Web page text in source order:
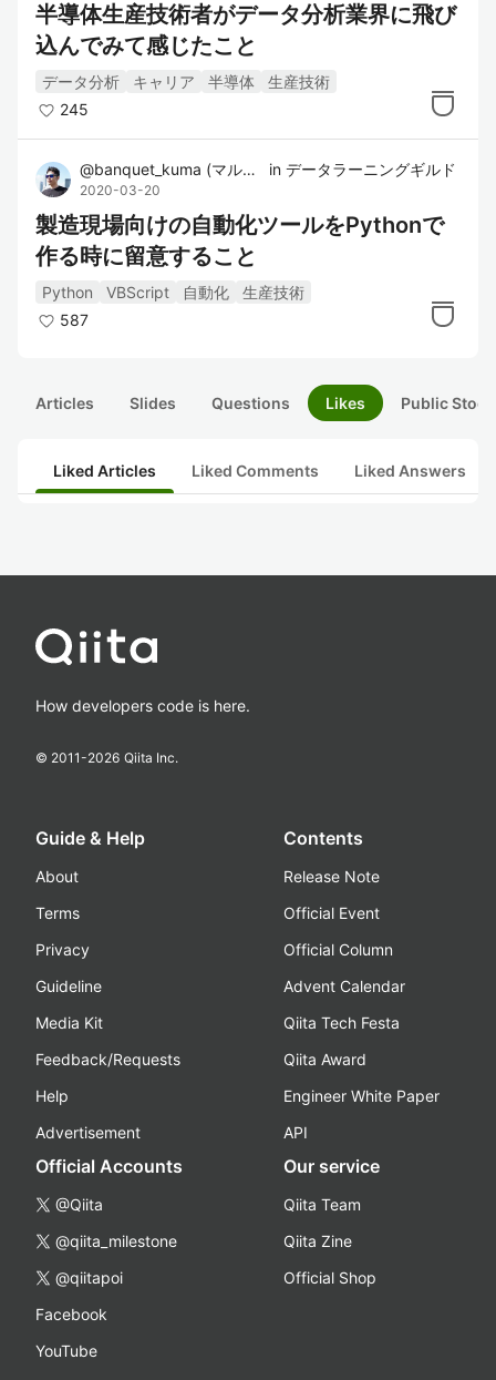
半導体生産技術者がデータ分析業界に飛び
込んでみて感じたこと
データ分析 キャリア 半導体
生産技術
245
@banquet_kuma (マルチンゲール )
in データラーニングギルド
2020-03-20
製造現場向けの自動化ツールをPythonで
作る時に留意すること
Python VBScript 自動化
生産技術
587
Articles Slides Questions Likes Public
Liked Articles Liked Comments Liked Answers
How developers code is here.
© 2011-2026 Qiita Inc.
Guide & Help
About
Terms
Privacy
Guideline
Media Kit
Feedback/Requests
Help
Advertisement
Contents
Release Note
Official Event
Official Column
Advent Calendar
Qiita Tech Festa
Qiita Award
Engineer White Paper
API
Official Accounts
@Qiita
@qiita_milestone
@qiitapoi
Facebook
YouTube
Our service
Qiita Team
Qiita Zine
Official Shop